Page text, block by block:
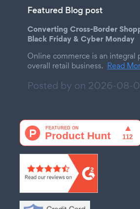
Featured Blog post
Converting Cross-Border
Black Friday & Cyber Monday
Online commerce is an integral
overall retail business. Read
Posted by on 2026-08-